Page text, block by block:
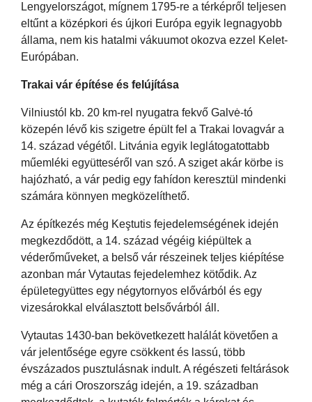
Lengyelországot, mígnem 1795-re a térképről teljesen
eltűnt a középkori és újkori Európa egyik legnagyobb
állama, nem kis hatalmi vákuumot okozva ezzel Kelet-
Európában.
Trakai vár építése és felújítása
Vilniustól kb. 20 km-rel nyugatra fekvő Galvė-tó
közepén lévő kis szigetre épült fel a Trakai lovagvár a
14. század végétől. Litvánia egyik leglátogatottabb
műemléki együtteséről van szó. A sziget akár körbe is
hajózható, a vár pedig egy fahídon keresztül mindenki
számára könnyen megközelíthető.
Az építkezés még Keştutis fejedelemségének idején
megkezdődött, a 14. század végéig kiépültek a
véderőműveket, a belső vár részeinek teljes kiépítése
azonban már Vytautas fejedelemhez kötődik. Az
épületegyüttes egy négytornyos elővárból és egy
vizesárokkal elválasztott belsővárból áll.
Vytautas 1430-ban bekövetkezett halálát követően a
vár jelentősége egyre csökkent és lassú, több
évszázados pusztulásnak indult. A régészeti feltárások
még a cári Oroszország idején, a 19. században